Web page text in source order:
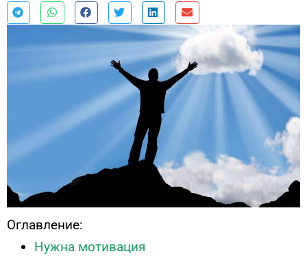
Оглавление:
Нужна мотивация